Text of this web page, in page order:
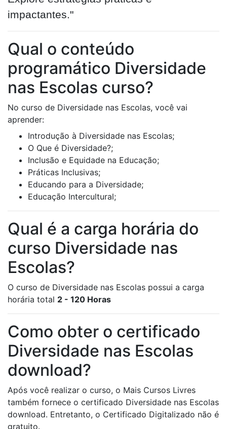
impactantes."
Qual o conteúdo
programático Diversidade
nas Escolas curso?
No curso de Diversidade nas Escolas, você vai
aprender:
Introdução à Diversidade nas Escolas;
O Que é Diversidade?;
Inclusão e Equidade na Educação;
Práticas Inclusivas;
Educando para a Diversidade;
Educação Intercultural;
Qual é a carga horária do
curso Diversidade nas
Escolas?
O curso de Diversidade nas Escolas possui a carga
horária total 2 - 120 Horas
Como obter o certificado
Diversidade nas Escolas
download?
Após você realizar o curso, o Mais Cursos Livres
também fornece o certificado Diversidade nas Escolas
download. Entretanto, o Certificado Digitalizado não é
gratuito.